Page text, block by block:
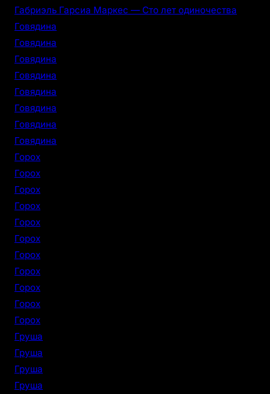
Габриэль Гарсиа Маркес — Сто лет одиночества
Говядина
Говядина
Говядина
Говядина
Говядина
Говядина
Говядина
Говядина
Горох
Горох
Горох
Горох
Горох
Горох
Горох
Горох
Горох
Горох
Горох
Груша
Груша
Груша
Груша